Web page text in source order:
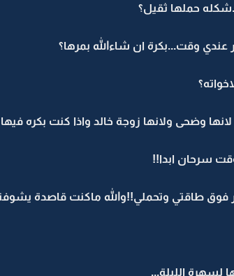
حملها ثقيل؟
وقت...بكرة ان شاءالله بمرها؟
وضحى ولانها زوجة خالد واذا كنت بكره
سرحان ابدا!!
فوق طاقتي وتحملي!!والله ماكنت قاصدة
الليلة...